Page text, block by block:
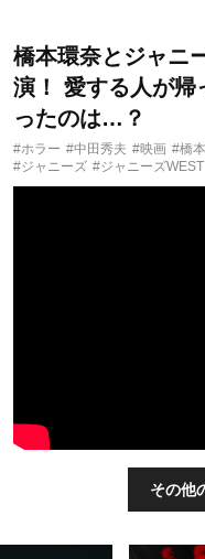
橋本環奈とジャニ
演！ 愛する人が帰
ったのは…？
#ホラー #中田秀夫 #映画 #橋
#ジャニーズ #ジャニーズWEST
その他